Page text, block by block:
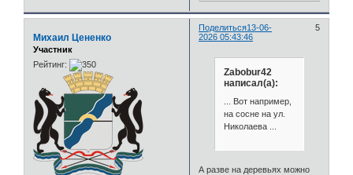
Поделиться 5
13-06-
2026 05:43:46
Михаил Цененко
Участник
Рейтинг:
Zabobur42
написал(а):
... Вот например,
на сосне на ул.
Николаева ...
А разве на деревьях можно